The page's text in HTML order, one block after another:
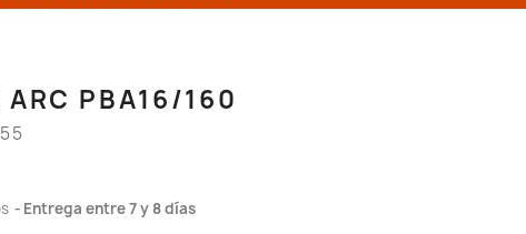
ARC PBA16/160
Entrega entre 7 y 8 días